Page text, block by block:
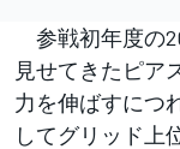
参戦初年度の
見せてきたピア
力を伸ばすにつ
してグリッド上